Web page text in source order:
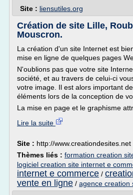
Site : liensutiles.org
Création de site Lille,
Mouscron.
La création d'un site Internet est
mise en ligne de quelques pages
N'oublions pas que votre site
société, et au travers de celui-ci
votre image. Il est alors important
éléments lors de la conception de
La mise en page et le graphisme
Lire la suite
Site : http://www.creationdesites.net
Thèmes liés : formation creation
logiciel creation site internet e
internet e commerce /
vente en ligne / agence creation